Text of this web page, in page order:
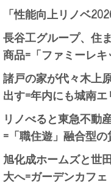
「性能向上リノベ
長谷工グループ、住
商品=「ファミーレ
諸戸の家が代々木上
出す=年内にも城南
リノべると東急不動
=「職住遊」融合型
旭化成ホームズと世
大へ=ガーデンカフ